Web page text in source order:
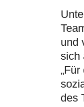
und
sich
des